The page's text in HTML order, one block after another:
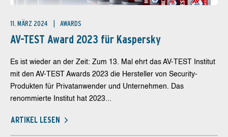
11. MÄRZ 2024 AWARDS
AV-TEST Award 2023 für Kaspersky
Es ist wieder an der Zeit: Zum 13. Mal ehrt das AV-TEST Institut
mit den AV-TEST Awards 2023 die Hersteller von Security-
Produkten für Privatanwender und Unternehmen. Das
renommierte Institut hat 2023...
ARTIKEL LESEN